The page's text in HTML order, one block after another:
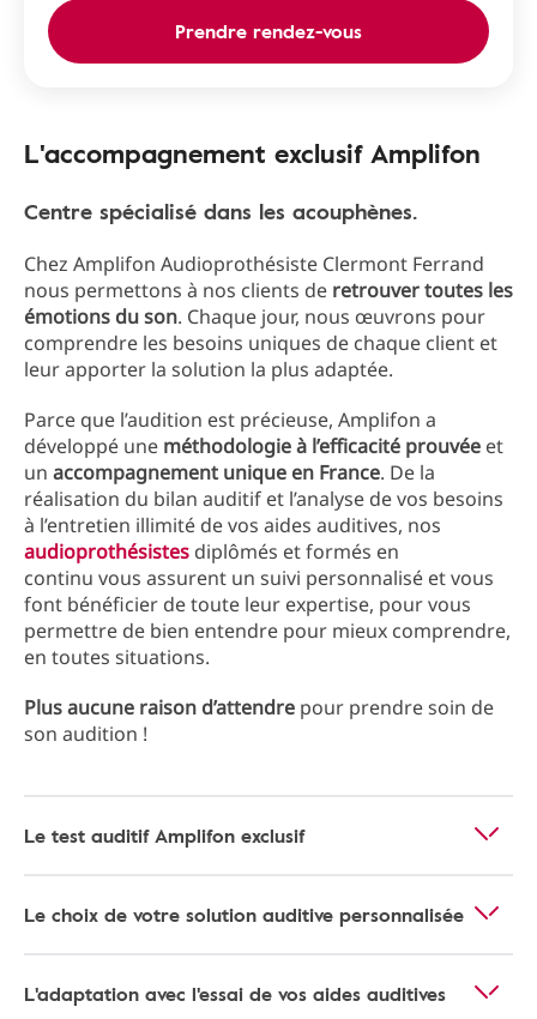
Prendre rendez-vous
L'accompagnement exclusif Amplifon
Centre spécialisé dans les acouphènes.
Chez Amplifon Audioprothésiste Clermont Ferrand
nous permettons à nos clients de retrouver toutes les
émotions du son. Chaque jour, nous œuvrons pour
comprendre les besoins uniques de chaque client et
leur apporter la solution la plus adaptée.
Parce que l’audition est précieuse, Amplifon a
développé une méthodologie à l’efficacité prouvée et
un accompagnement unique en France. De la
réalisation du bilan auditif et l’analyse de vos besoins
à l’entretien illimité de vos aides auditives, nos
audioprothésistes diplômés et formés en
continu vous assurent un suivi personnalisé et vous
font bénéficier de toute leur expertise, pour vous
permettre de bien entendre pour mieux comprendre,
en toutes situations.
Plus aucune raison d’attendre pour prendre soin de
son audition !
Le test auditif Amplifon exclusif
Le choix de votre solution auditive personnalisée
L'adaptation avec l'essai de vos aides auditives